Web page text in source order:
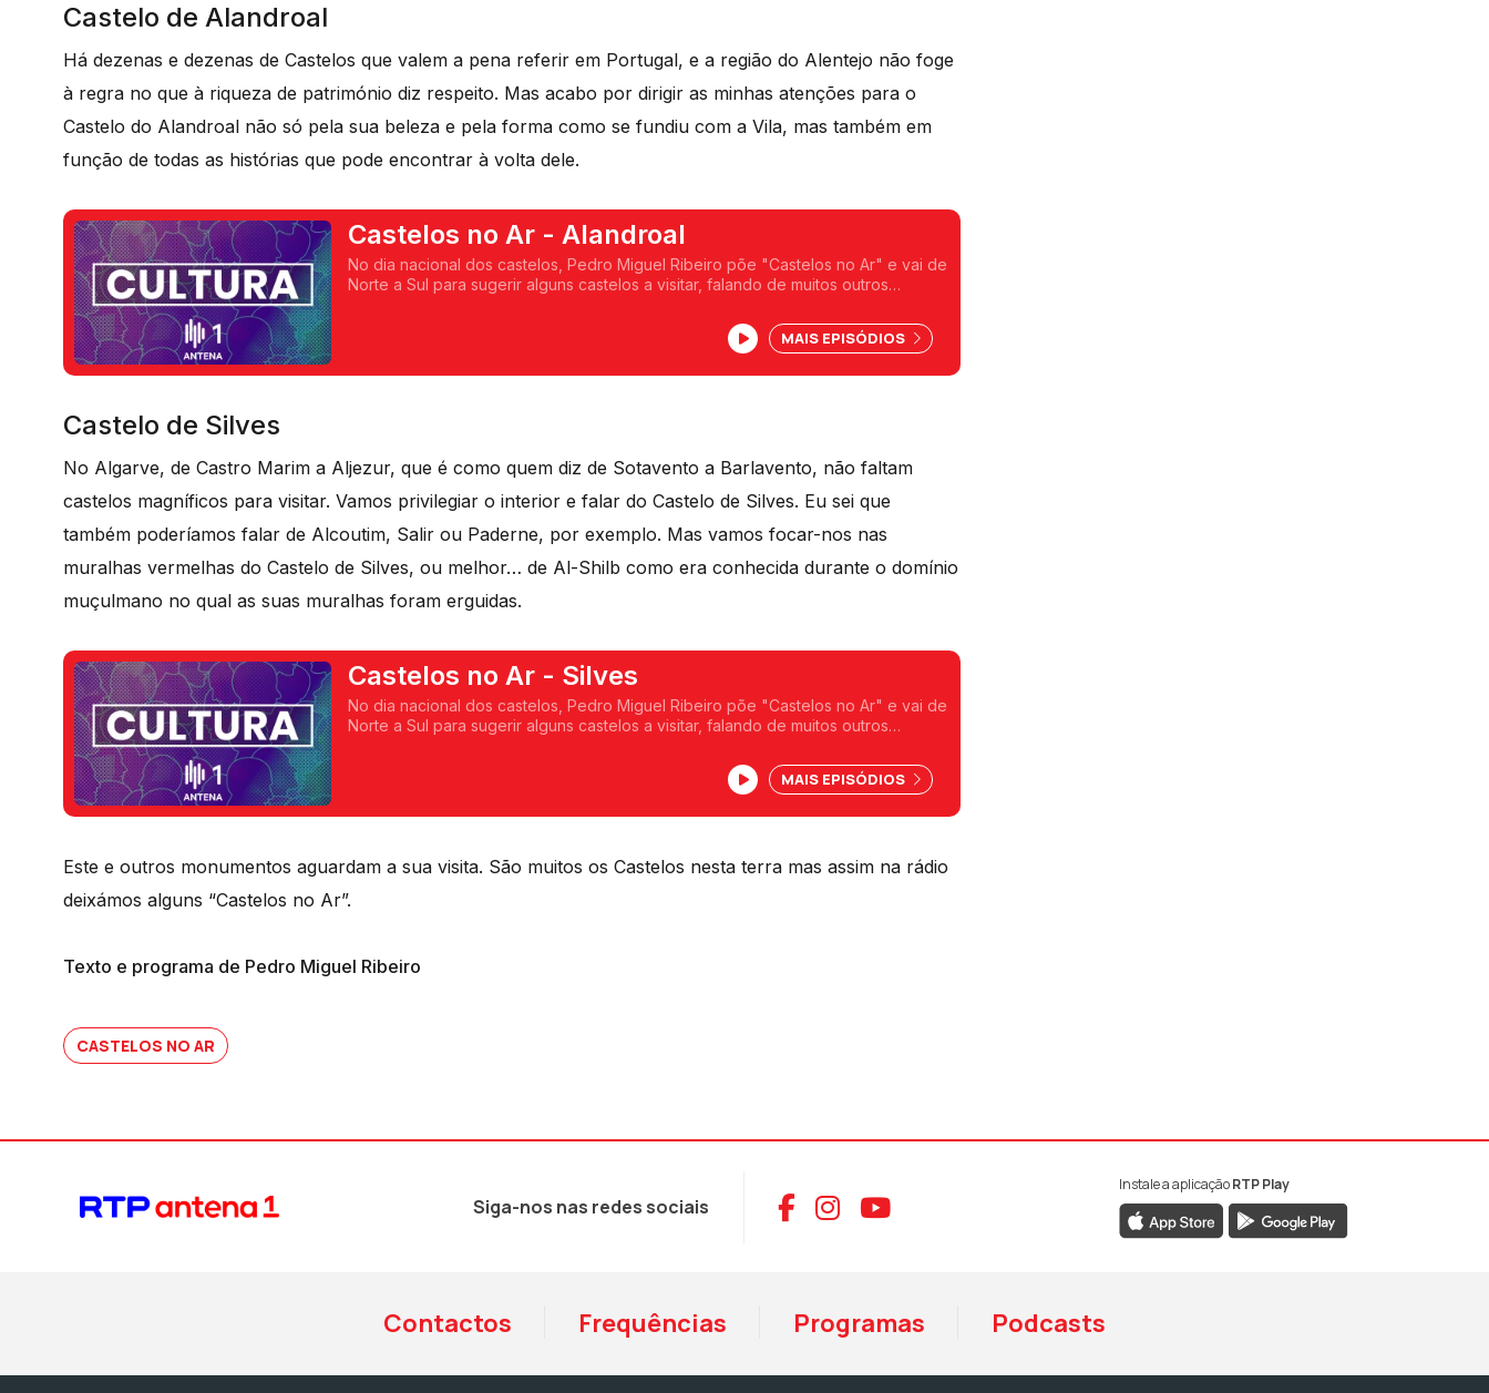
Castelo de Alandroal
Há dezenas e dezenas de Castelos que valem a pena referir em Portugal, e a região do Alentejo não foge
à regra no que à riqueza de património diz respeito. Mas acabo por dirigir as minhas atenções para o
Castelo do Alandroal não só pela sua beleza e pela forma como se fundiu com a Vila, mas também em
função de todas as histórias que pode encontrar à volta dele.
Castelos no Ar - Alandroal
No dia nacional dos castelos, Pedro Miguel Ribeiro põe "Castelos no Ar" e vai de
Norte a Sul para sugerir alguns castelos a visitar, falando de muitos outros
MAIS EPISÓDIOS
Castelo de Silves
No Algarve, de Castro Marim a Aljezur, que é como quem diz de Sotavento a Barlavento, não faltam
castelos magníficos para visitar. Vamos privilegiar o interior e falar do Castelo de Silves. Eu sei que
também poderíamos falar de Alcoutim, Salir ou Paderne, por exemplo. Mas vamos focar-nos nas
muralhas vermelhas do Castelo de Silves, ou melhor… de Al-Shilb como era conhecida durante o domínio
muçulmano no qual as suas muralhas foram erguidas.
Castelos no Ar - Silves
No dia nacional dos castelos, Pedro Miguel Ribeiro põe "Castelos no Ar" e vai de
Norte a Sul para sugerir alguns castelos a visitar, falando de muitos outros
MAIS EPISÓDIOS
Este e outros monumentos aguardam a sua visita. São muitos os Castelos nesta terra mas assim na rádio
deixámos alguns “Castelos no Ar”.
Texto e programa de Pedro Miguel Ribeiro
CASTELOS NO AR
Siga-nos nas redes sociais Aceder ao Facebook da RTP Antena 1
Aceder ao Instagram da RTP Antena 1
Aceder ao YouTube da RTP Antena 1
Instale a aplicaçãoRTP Play
Contactos Frequências Programas Podcasts